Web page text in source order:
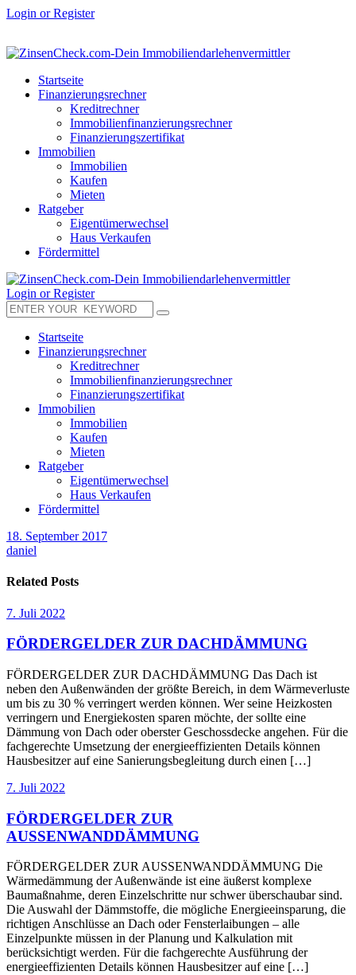
Login or Register
Startseite
Finanzierungsrechner
Kreditrechner
Immobilienfinanzierungsrechner
Finanzierungszertifikat
Immobilien
Immobilien
Kaufen
Mieten
Ratgeber
Eigentümerwechsel
Haus Verkaufen
Fördermittel
Login or Register
Startseite
Finanzierungsrechner
Kreditrechner
Immobilienfinanzierungsrechner
Finanzierungszertifikat
Immobilien
Immobilien
Kaufen
Mieten
Ratgeber
Eigentümerwechsel
Haus Verkaufen
Fördermittel
18. September 2017
daniel
Related Posts
7. Juli 2022
FÖRDERGELDER ZUR DACHDÄMMUNG
FÖRDERGELDER ZUR DACHDÄMMUNG Das Dach ist
neben den Außenwänden der größte Bereich, in dem Wärmeverluste
um bis zu 30 % verringert werden können. Wer seine Heizkosten
verringern und Energiekosten sparen möchte, der sollte eine
Dämmung von Dach oder oberster Geschossdecke angehen. Für die
fachgerechte Umsetzung der energieeffizienten Details können
Hausbesitzer auf eine Sanierungsbegleitung durch einen […]
7. Juli 2022
FÖRDERGELDER ZUR
AUSSENWANDDÄMMUNG
FÖRDERGELDER ZUR AUSSENWANDDÄMMUNG Die
Wärmedämmung der Außenwände ist eine äußerst komplexe
Baumaßnahme, deren Einzelschritte nur schwer überschaubar sind.
Die Auswahl der Dämmstoffe, die mögliche Energieeinsparung, die
richtigen Anschlüsse an Dach oder Fensterlaibungen – alle
Einzelpunkte müssen in der Planung und Kalkulation mit
berücksichtigt werden. Für die fachgerechte Ausführung der
energieeffizienten Details können Hausbesitzer auf eine […]